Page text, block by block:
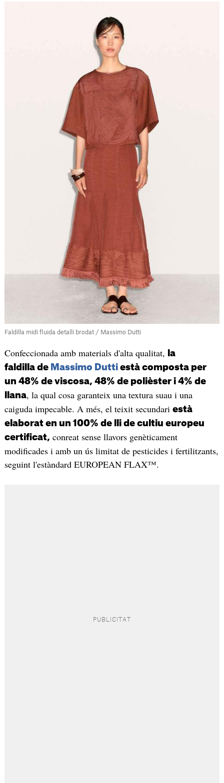
Faldilla midi fluida detalli brodat / Massimo Dutti
Confeccionada amb materials d'alta qualitat,
la
faldilla de Massimo Duttiestà composta per
un 48% de viscosa, 48% de polièster i 4% de
llana, la qual cosa garanteix una textura suau i una
caiguda impecable. A més, el teixit secundari està
elaborat en un 100% de lli de cultiu europeu
certificat, conreat sense llavors genèticament
modificades i amb un ús limitat de pesticides i fertilitzants,
seguint l'estàndard EUROPEAN FLAX™.